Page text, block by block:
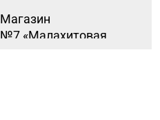
Магазин
№7 «Малахитовая